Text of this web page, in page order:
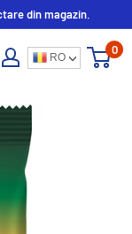
din magazin.
RO
0